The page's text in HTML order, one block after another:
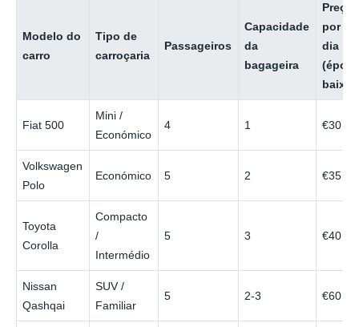
Modelo do
carro
Tipo de
carroçaria
Passageiros
Capacidade
da
bagageira
Preço
por
dia
baixa)
Fiat 500
Mini /
Económico
4 1 €30
Volkswagen
Polo
Económico 5 2 €35
Toyota
Corolla
Compacto
/
Intermédio
5 3 €40
Nissan
Qashqai
SUV /
Familiar
5 2-3 €60